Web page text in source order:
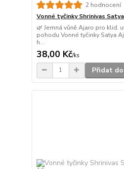
2 hodnocení
Vonné tyčinky Shrinivas
🌿 Jemná vůně Ajaro pro klid,
pohodu Vonné tyčinky Satya
h...
38,00 Kč/ks
Přidat